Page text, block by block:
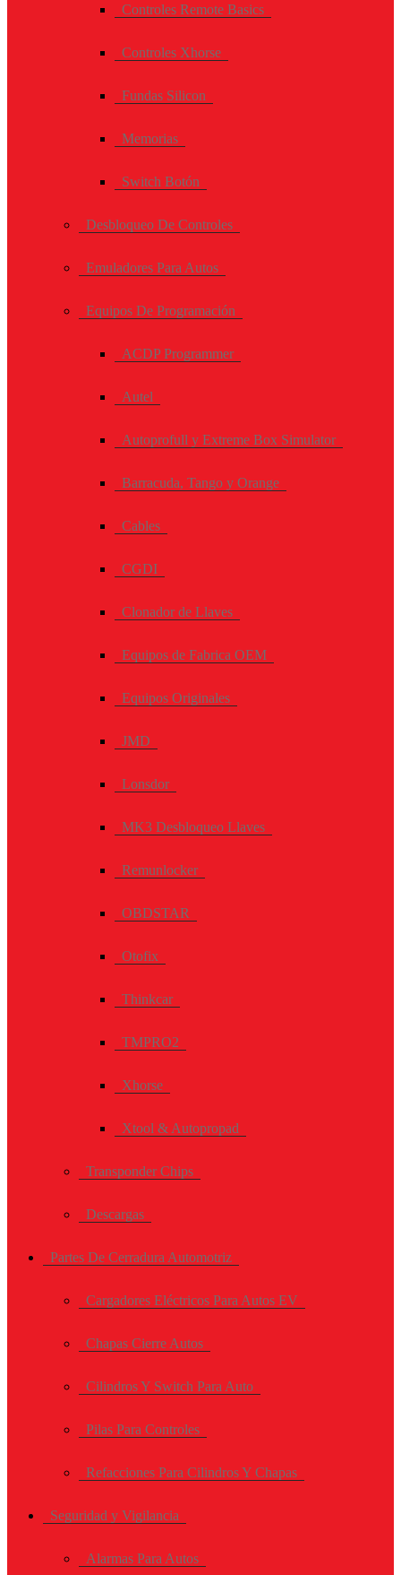
Controles Remote Basics
Controles Xhorse
Fundas Silicon
Memorias
Switch Botón
Desbloqueo De Controles
Emuladores Para Autos
Equipos De Programación
ACDP Programmer
Autel
Autoprofull y Extreme Box Simulator
Barracuda, Tango y Orange
Cables
CGDI
Clonador de Llaves
Equipos de Fabrica OEM
Equipos Originales
JMD
Lonsdor
MK3 Desbloqueo Llaves
Remunlocker
OBDSTAR
Otofix
Thinkcar
TMPRO2
Xhorse
Xtool & Autopropad
Transponder Chips
Descargas
Partes De Cerradura Automotriz
Cargadores Eléctricos Para Autos EV
Chapas Cierre Autos
Cilindros Y Switch Para Auto
Pilas Para Controles
Refacciones Para Cilindros Y Chapas
Seguridad y Vigilancia
Alarmas Para Autos